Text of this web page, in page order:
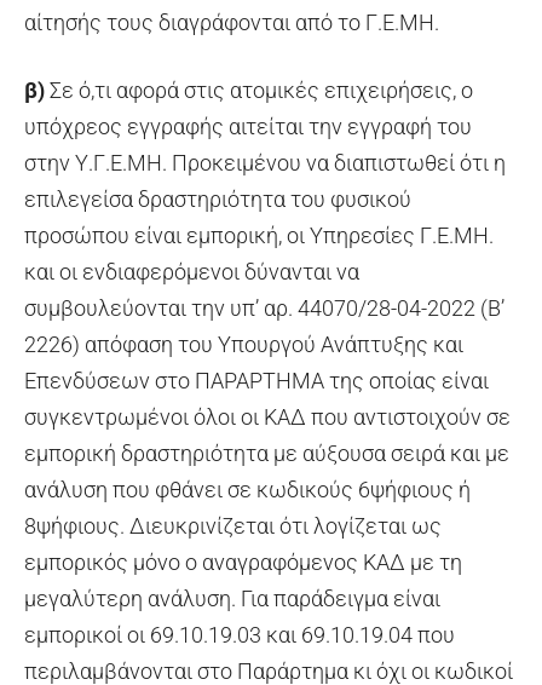
αίτησής τους διαγράφονται από το Γ.Ε.ΜΗ.
β)Σε ό,τι αφορά στις ατομικές επιχειρήσεις, ο
υπόχρεος εγγραφής αιτείται την εγγραφή του
στην Υ.Γ.Ε.ΜΗ. Προκειμένου να διαπιστωθεί ότι η
επιλεγείσα δραστηριότητα του φυσικού
προσώπου είναι εμπορική, οι Υπηρεσίες Γ.Ε.ΜΗ.
και οι ενδιαφερόμενοι δύνανται να
συμβουλεύονται την υπ’ αρ. 44070/28-04-2022 (Β’
2226) απόφαση του Υπουργού Ανάπτυξης και
Επενδύσεων στο ΠΑΡΑΡΤΗΜΑ της οποίας είναι
συγκεντρωμένοι όλοι οι ΚΑΔ που αντιστοιχούν σε
εμπορική δραστηριότητα με αύξουσα σειρά και με
ανάλυση που φθάνει σε κωδικούς 6ψήφιους ή
8ψήφιους. Διευκρινίζεται ότι λογίζεται ως
εμπορικός μόνο ο αναγραφόμενος ΚΑΔ με τη
μεγαλύτερη ανάλυση. Για παράδειγμα είναι
εμπορικοί οι 69.10.19.03 και 69.10.19.04 που
περιλαμβάνονται στο Παράρτημα κι όχι οι κωδικοί